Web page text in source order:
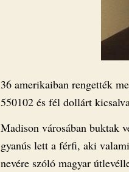
36 amerikaiban rengették
550102 és fél dollárt
Madison városában buktak
gyanús lett a férfi, aki
nevére szóló magyar